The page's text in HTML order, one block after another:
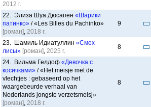
2012 г.
22. Элиза Шуа Дюсапен «Шарики
патинко» / «Les Billes du Pachinko»
[роман], 2018 г.
9
23. Шамиль Идиатуллин «Смех
лисы» [роман], 2025 г.
8
24. Вильма Гелдоф «Девочка с
косичками» / «Het meisje met de
vlechtjes : gebaseerd op het
waargebeurde verhaal van
Nederlands jongste verzetsmeisj»
[роман], 2018 г.
8